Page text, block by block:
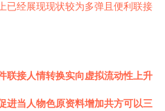
经展现现状较为多弹且便利联接
联接人情转换实向虚拟流动性上升
进当人物色原资料增加共方可以三